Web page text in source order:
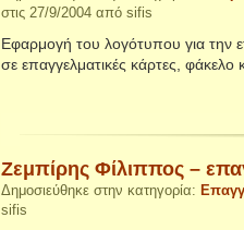
στις 27/9/2004 από sifis
Εφαρμογή του λογότυπου για την
σε επαγγελματικές κάρτες, φάκελο
Ζεμπίρης Φίλιππος –
Δημοσιεύθηκε στην κατηγορία:
sifis